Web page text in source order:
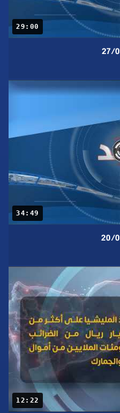
29:00
34:49
12:22